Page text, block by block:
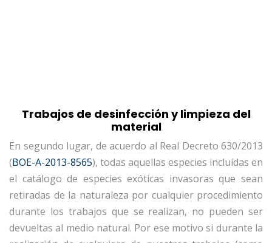
Trabajos de desinfección y limpieza del
material
En segundo lugar, de acuerdo al Real Decreto 630/2013
(BOE-A-2013-8565), todas aquellas especies incluídas en
el catálogo de especies exóticas invasoras que sean
retiradas de la naturaleza por cualquier procedimiento
durante los trabajos que se realizan, no pueden ser
devueltas al medio natural. Por ese motivo si durante la